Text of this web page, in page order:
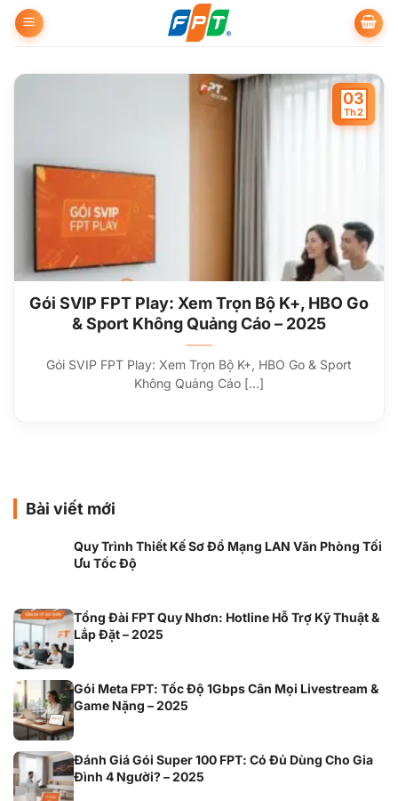
qua
dung
Gói SVIP FPT Play: Xem Trọn Bộ K+, HBO Go
& Sport Không Quảng Cáo – 2025
Gói SVIP FPT Play: Xem Trọn Bộ K+, HBO Go & Sport
Không Quảng Cáo [...]
03
Th2
Bài viết mới
Quy Trình Thiết Kế Sơ Đồ Mạng LAN Văn Phòng Tối
Ưu Tốc Độ
Tổng Đài FPT Quy Nhơn: Hotline Hỗ Trợ Kỹ Thuật &
Lắp Đặt – 2025
Gói Meta FPT: Tốc Độ 1Gbps Cân Mọi Livestream &
Game Nặng – 2025
Đánh Giá Gói Super 100 FPT: Có Đủ Dùng Cho Gia
Đình 4 Người? – 2025